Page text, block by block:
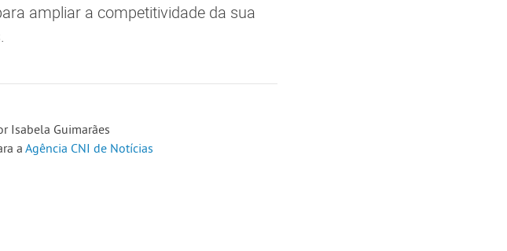
ampliar a competitividade da sua
Isabela Guimarães
aAgência CNI de Notícias